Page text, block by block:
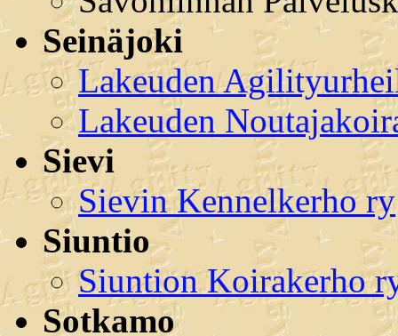
Seinäjoki
Lakeuden
Lakeuden
Sievi
Sievin Kennelkerho ry
Siuntio
Siuntion Koirakerho
Sotkamo